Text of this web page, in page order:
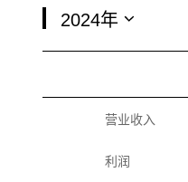
营业收入
利润